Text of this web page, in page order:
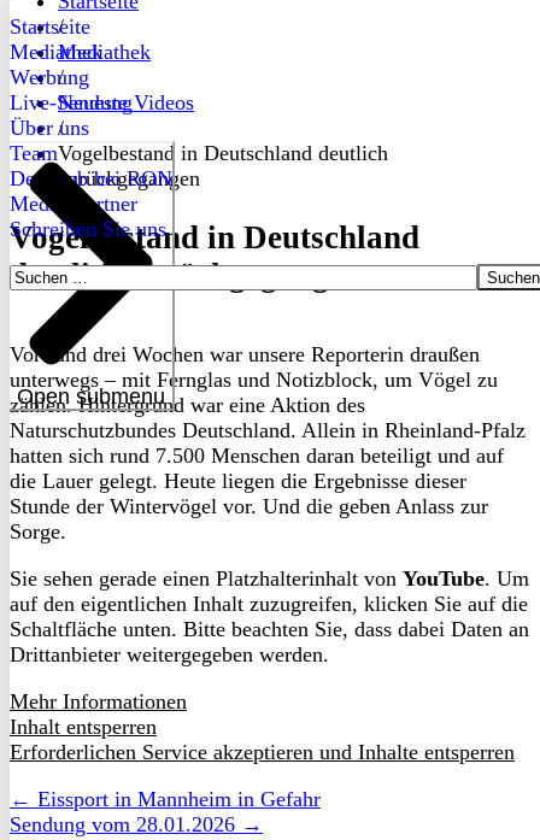
Startseite
Mediathek
Werbung
Live-Sendung
Über uns
Open submenu
Team
Dein Job bei RON
Medienpartner
Schreiben Sie uns
Suchen
/
Mediathek
/
Neueste Videos
/
Vogelbestand in Deutschland deutlich
zurückgegangen
Vogelbestand in Deutschland
deutlich zurückgegangen
Vor rund drei Wochen war unsere Reporterin draußen
unterwegs – mit Fernglas und Notizblock, um Vögel zu
zählen. Hintergrund war eine Aktion des
Naturschutzbundes Deutschland. Allein in Rheinland-Pfalz
hatten sich rund 7.500 Menschen daran beteiligt und auf
die Lauer gelegt. Heute liegen die Ergebnisse dieser
Stunde der Wintervögel vor. Und die geben Anlass zur
Sorge.
Sie sehen gerade einen Platzhalterinhalt von YouTube. Um
auf den eigentlichen Inhalt zuzugreifen, klicken Sie auf die
Schaltfläche unten. Bitte beachten Sie, dass dabei Daten an
Drittanbieter weitergegeben werden.
Mehr Informationen
Inhalt entsperren
Erforderlichen Service akzeptieren und Inhalte entsperren
← Eissport in Mannheim in Gefahr
Sendung vom 28.01.2026 →